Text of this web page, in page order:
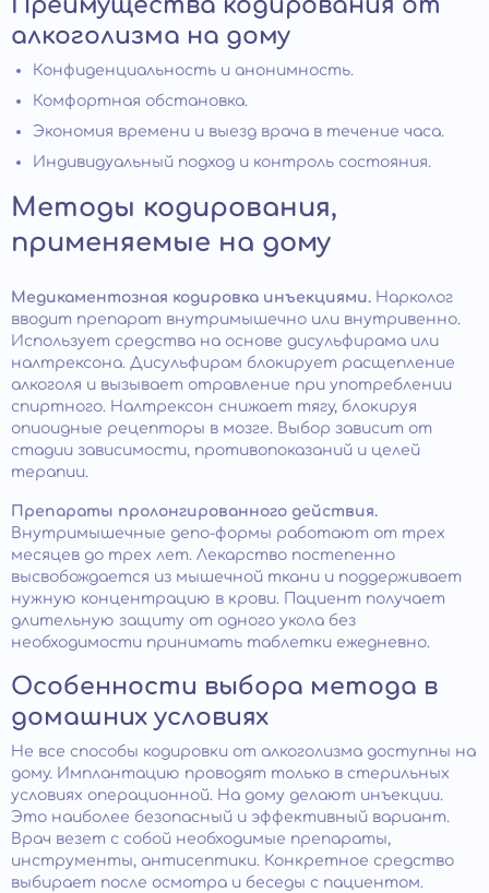
Преимущества кодирования от
алкоголизма на дому
Конфиденциальность и анонимность.
Комфортная обстановка.
Экономия времени и выезд врача в течение часа.
Индивидуальный подход и контроль состояния.
Методы кодирования,
применяемые на дому
Медикаментозная кодировка инъекциями. Нарколог
вводит препарат внутримышечно или внутривенно.
Использует средства на основе дисульфирама или
налтрексона. Дисульфирам блокирует расщепление
алкоголя и вызывает отравление при употреблении
спиртного. Налтрексон снижает тягу, блокируя
опиоидные рецепторы в мозге. Выбор зависит от
стадии зависимости, противопоказаний и целей
терапии.
Препараты пролонгированного действия.
Внутримышечные депо-формы работают от трех
месяцев до трех лет. Лекарство постепенно
высвобождается из мышечной ткани и поддерживает
нужную концентрацию в крови. Пациент получает
длительную защиту от одного укола без
необходимости принимать таблетки ежедневно.
Особенности выбора метода в
домашних условиях
Не все способы кодировки от алкоголизма доступны на
дому. Имплантацию проводят только в стерильных
условиях операционной. На дому делают инъекции.
Это наиболее безопасный и эффективный вариант.
Врач везет с собой необходимые препараты,
инструменты, антисептики. Конкретное средство
выбирает после осмотра и беседы с пациентом.